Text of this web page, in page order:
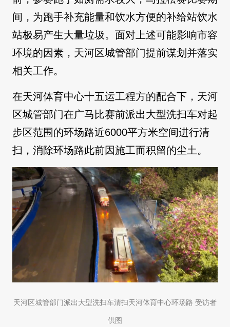
间，为跑手补充能量和饮水方便的补给站饮水
站极易产生大量垃圾。面对上述可能影响市容
环境的因素，天河区城管部门提前谋划并落实
相关工作。
在天河体育中心十五运工程方的配合下，天河
区城管部门在广马比赛前派出大型洗扫车对起
步区范围的环场路近6000平方米空间进行清
扫，消除环场路此前因施工而积留的尘土。
天河区城管部门派出大型洗扫车清扫天河体育中心环场路 受访者
供图